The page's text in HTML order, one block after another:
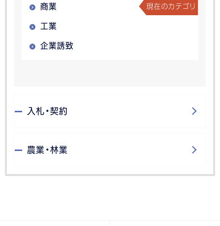
商業 現在のカテゴリ
工業
企業誘致
入札・契約
農業・林業